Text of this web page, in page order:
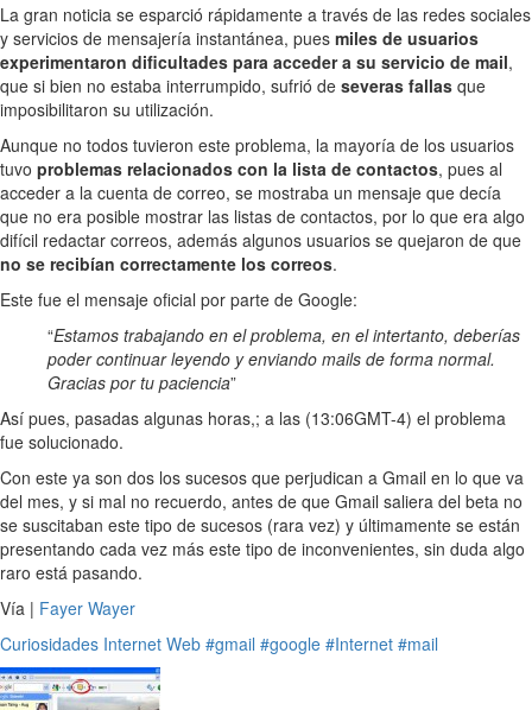
La gran noticia se esparció rápidamente a través de las redes sociales
y servicios de mensajería instantánea, pues miles de usuarios
experimentaron dificultades para acceder a su servicio de mail,
que si bien no estaba interrumpido, sufrió de severas fallas que
imposibilitaron su utilización.
Aunque no todos tuvieron este problema, la mayoría de los usuarios
tuvo problemas relacionados con la lista de contactos, pues al
acceder a la cuenta de correo, se mostraba un mensaje que decía
que no era posible mostrar las listas de contactos, por lo que era algo
difícil redactar correos, además algunos usuarios se quejaron de que
no se recibían correctamente los correos.
Este fue el mensaje oficial por parte de Google:
“Estamos trabajando en el problema, en el intertanto, deberías
poder continuar leyendo y enviando mails de forma normal.
Gracias por tu paciencia”
Así pues, pasadas algunas horas,; a las (13:06GMT-4) el problema
fue solucionado.
Con este ya son dos los sucesos que perjudican a Gmail en lo que va
del mes, y si mal no recuerdo, antes de que Gmail saliera del beta no
se suscitaban este tipo de sucesos (rara vez) y últimamente se están
presentando cada vez más este tipo de inconvenientes, sin duda algo
raro está pasando.
Vía | Fayer Wayer
Curiosidades Internet Web #gmail #google #Internet #mail